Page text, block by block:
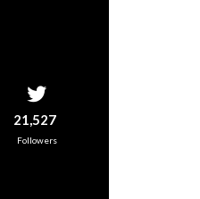
21,527
Followers